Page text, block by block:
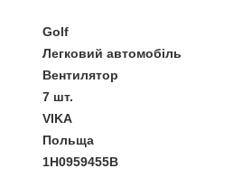
Golf
Легковий автомобіль
Вентилятор
7 шт.
VIKA
Польща
1H0959455B